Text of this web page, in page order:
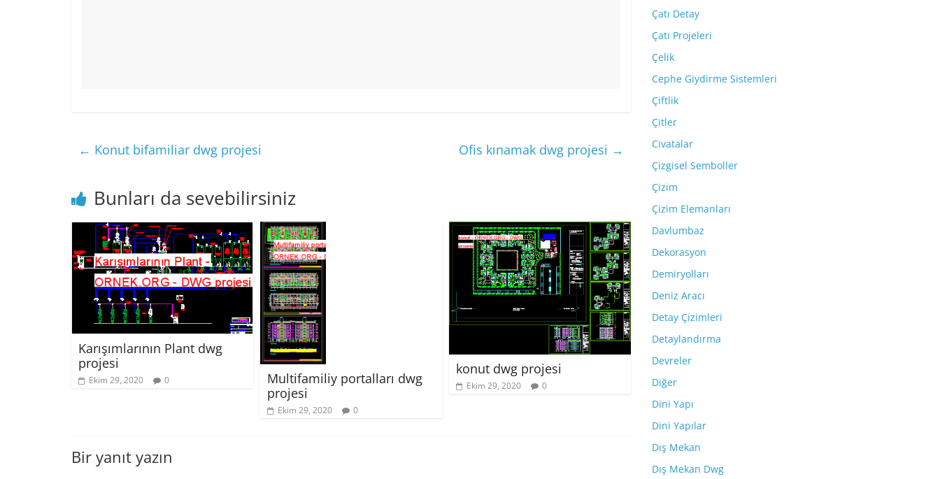
← Konut bifamiliar dwg projesi Ofis kınamak dwg projesi →
Bunları da sevebilirsiniz
Karışımlarının Plant dwg
projesi
Ekim 29, 2020 0
Multifamiliy portalları dwg
projesi
Ekim 29, 2020 0
konut dwg projesi
Ekim 29, 2020 0
Bir yanıt yazın
Çatı Detay
Çatı Projeleri
Çelik
Cephe Giydirme Sistemleri
Çiftlik
Çitler
Civatalar
Çizgisel Semboller
Çizim
Çizim Elemanları
Davlumbaz
Dekorasyon
Demiryolları
Deniz Aracı
Detay Çizimleri
Detaylandırma
Devreler
Diğer
Dini Yapı
Dini Yapılar
Dış Mekan
Dış Mekan Dwg